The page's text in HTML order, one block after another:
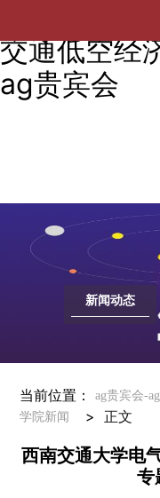
交通低空经
ag贵宾会
新闻动态
当前位置： ag贵宾会-
学院新闻 > 正文
西南交通大学电
专